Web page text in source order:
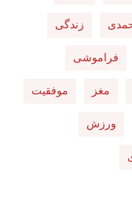
زندگی
فراموشی
مغز موفقیت
ورزش